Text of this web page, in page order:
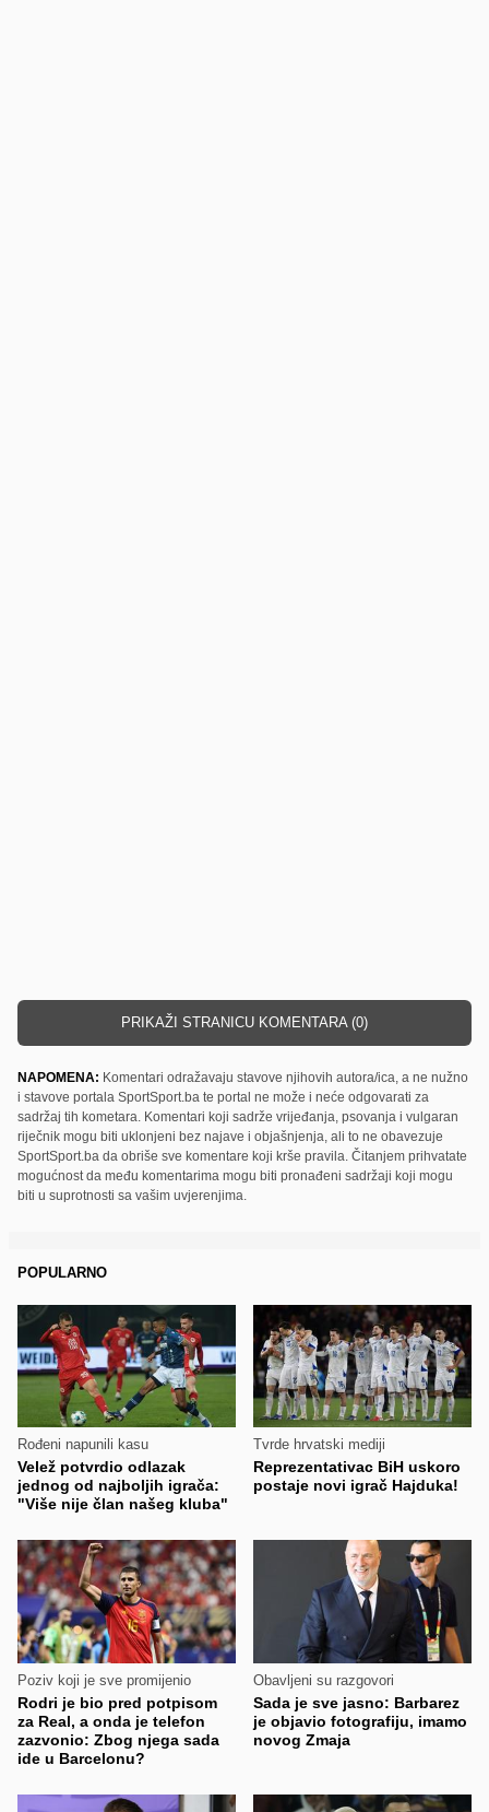
PRIKAŽI STRANICU KOMENTARA (0)
NAPOMENA: Komentari odražavaju stavove njihovih autora/ica, a ne nužno
i stavove portala SportSport.ba te portal ne može i neće odgovarati za
sadržaj tih kometara. Komentari koji sadrže vrijeđanja, psovanja i vulgaran
riječnik mogu biti uklonjeni bez najave i objašnjenja, ali to ne obavezuje
SportSport.ba da obriše sve komentare koji krše pravila. Čitanjem prihvatate
mogućnost da među komentarima mogu biti pronađeni sadržaji koji mogu
biti u suprotnosti sa vašim uvjerenjima.
POPULARNO
Rođeni napunili kasu
Velež potvrdio odlazak
jednog od najboljih igrača:
"Više nije član našeg kluba"
Tvrde hrvatski mediji
Reprezentativac BiH uskoro
postaje novi igrač Hajduka!
Poziv koji je sve promijenio
Rodri je bio pred potpisom
za Real, a onda je telefon
zazvonio: Zbog njega sada
ide u Barcelonu?
Obavljeni su razgovori
Sada je sve jasno: Barbarez
je objavio fotografiju, imamo
novog Zmaja